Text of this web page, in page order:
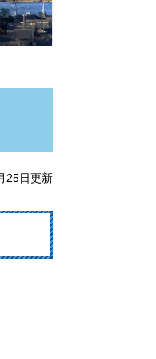
25日更新